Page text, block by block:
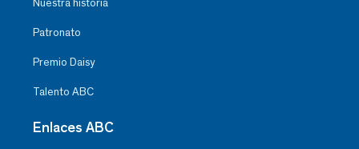
Patronato
Premio Daisy
Talento ABC
Enlaces ABC